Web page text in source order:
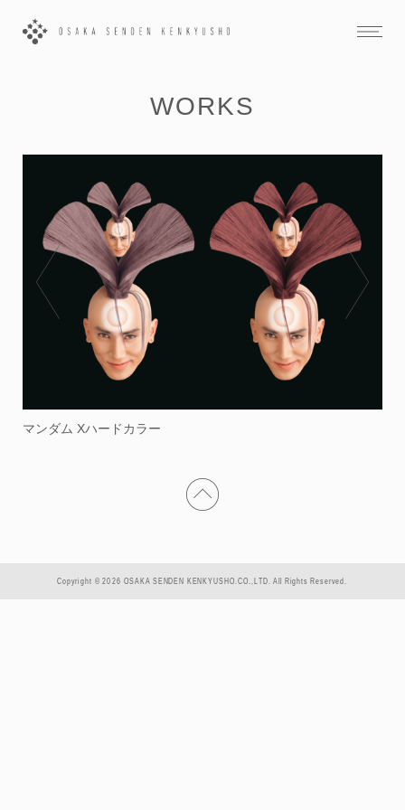
WORKS
マンダム Xハードカラー
Copyright © 2026 OSAKA SENDEN KENKYUSHO.CO.,LTD. All Rights Reserved.